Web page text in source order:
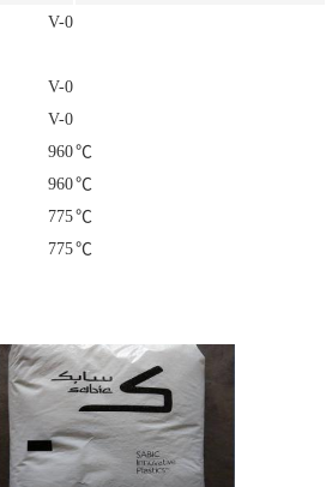
V-0
V-0
V-0
960℃
960℃
775℃
775℃